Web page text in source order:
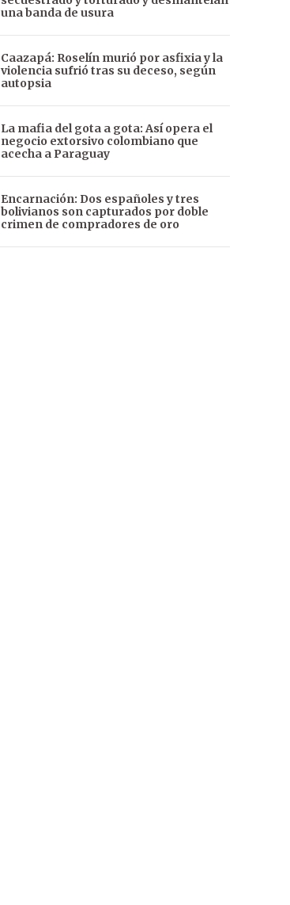
una banda de usura
Caazapá: Roselín murió por asfixia y la
violencia sufrió tras su deceso, según
autopsia
La mafia del gota a gota: Así opera el
negocio extorsivo colombiano que
acecha a Paraguay
Encarnación: Dos españoles y tres
bolivianos son capturados por doble
crimen de compradores de oro